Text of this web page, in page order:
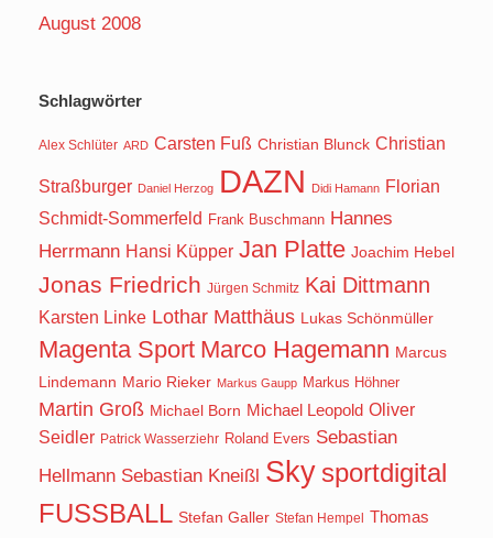
August 2008
Schlagwörter
Alex Schlüter ARD Carsten Fuß Christian Blunck Christian
Straßburger Daniel Herzog DAZN Didi Hamann Florian
Schmidt-Sommerfeld Frank Buschmann Hannes
Herrmann Hansi Küpper Jan Platte Joachim Hebel
Jonas Friedrich Jürgen Schmitz Kai Dittmann
Karsten Linke Lothar Matthäus Lukas Schönmüller
Magenta Sport Marco Hagemann Marcus
Lindemann Mario Rieker Markus Gaupp Markus Höhner
Martin Groß Michael Born Michael Leopold Oliver
Seidler Patrick Wasserziehr Roland Evers Sebastian
Hellmann Sebastian Kneißl Sky sportdigital
FUSSBALL Stefan Galler Stefan Hempel Thomas